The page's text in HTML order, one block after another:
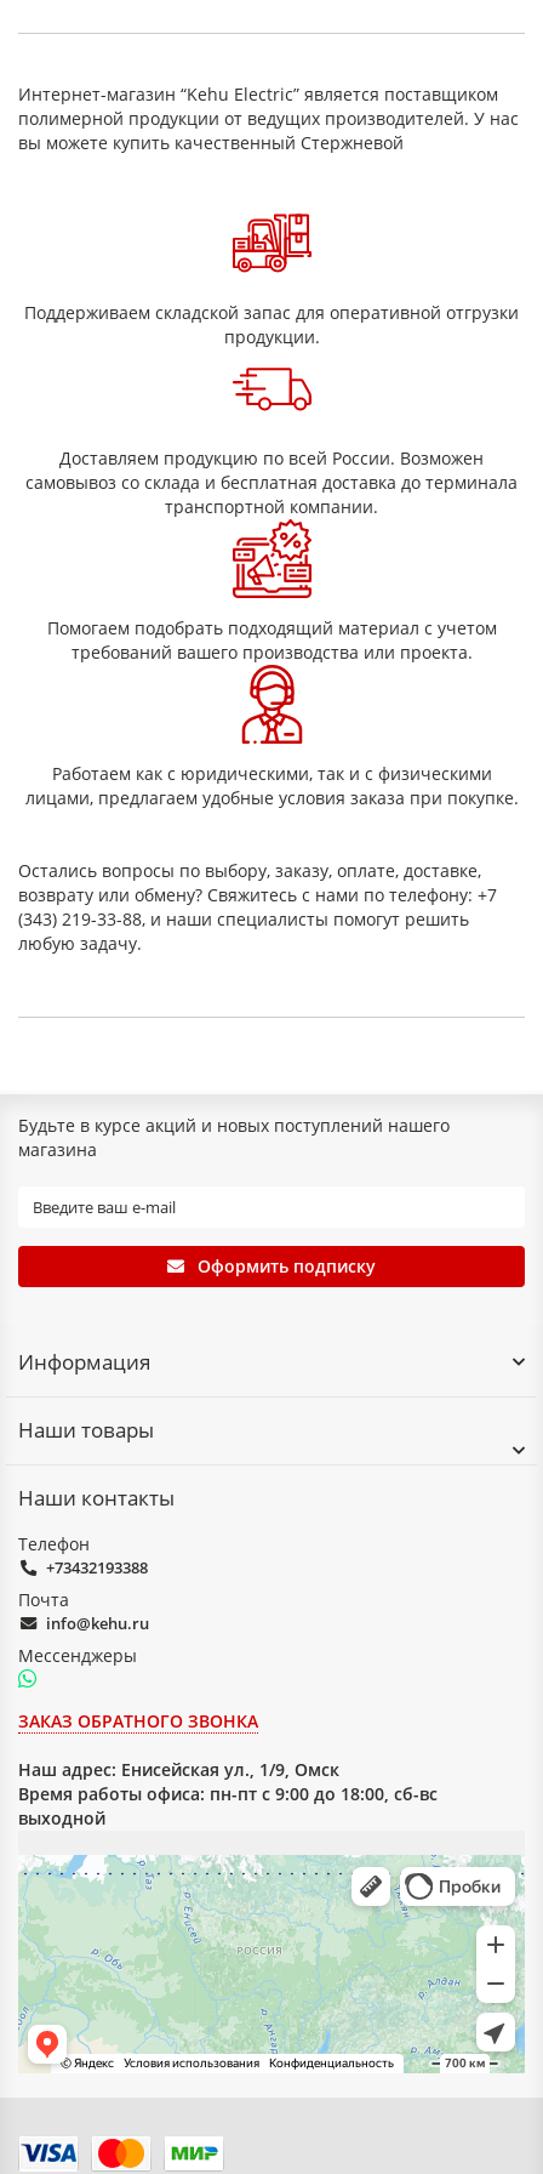
Цвет
От светло-желтого до темно-коричневого
Физико-механические свойства
Показатель
Плотность, кг/м³
Стойкость к пребыванию в трансформаторном масле
стеклотекстолитового стержня
обладает высокой прочностью при сравнительно
характеризуется высокой электрической прочностью
обладает низким коэффициентом трения, что
позволяет использовать стержень в деталях
сохраняет свойства при повышенной влажности и при
пребывании в течение 4 часов в трансформаторном
масле;
легко обрабатывается механическими методами,
включая токарную обработку;
устойчив к воздействию масел, топлива и агрессивных
Применение
конструкционная заготовка для изготовления втулок,
деталей скольжения, изоляторов и других элементов.
Материал легко обрабатывается механическими способами,
включая токарную обработку.
Интернет-магазин “Kehu Electric” является поставщиком
полимерной продукции от ведущих производителей. У нас
вы можете купить качественный Стержневой
Поддерживаем складской запас для оперативной отгрузки
продукции.
Доставляем продукцию по всей России. Возможен
самовывоз со склада и бесплатная доставка до терминала
транспортной компании.
Помогаем подобрать подходящий материал с учетом
требований вашего производства или проекта.
Работаем как с юридическими, так и с физическими
лицами, предлагаем удобные условия заказа при покупке.
Остались вопросы по выбору, заказу, оплате, доставке,
возврату или обмену? Свяжитесь с нами по телефону: +7
(343) 219-33-88, и наши специалисты помогут решить
любую задачу.
Будьте в курсе акций и новых поступлений нашего
магазина
Оформить подписку
Информация
Наши товары
Наши контакты
Телефон
+73432193388
Почта
info@kehu.ru
Мессенджеры
ЗАКАЗ ОБРАТНОГО ЗВОНКА
Наш адрес: Енисейская ул., 1/9, Омск
Время работы офиса: пн-пт с 9:00 до 18:00, сб-вс
выходной